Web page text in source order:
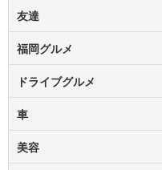
友達
福岡グルメ
ドライブグルメ
車
美容